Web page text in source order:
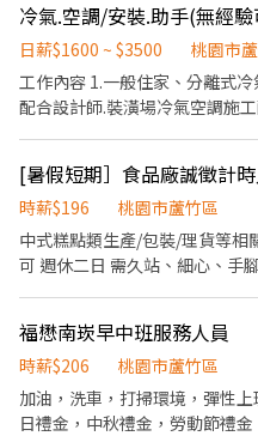
用冰淇淋、員工折扣、生日福利
負責結帳、收銀等工作。 餐飲
前與烹飪中之準備工作與其他餐
切各種食材。 ．負責清理工作
所需要的食材。 ．協助測量食
冷氣.空調/安裝.助手(無經
日薪$1600 ~ $3500
桃園市
工作內容 1.一般住家、分離式
配合設計師.裝潢場冷氣空調施
時薪$196
桃園市蘆竹區
中式糕點類生產/包裝/理貨等相
可 週休二日 需久站、細心、手腳快（可能會搬一點重物，請自行評
福懋南崁早中班服務人員
時薪$206
桃園市蘆竹區
加油，洗車，打掃環境，彈性
日禮金，中秋禮金，勞動節禮金